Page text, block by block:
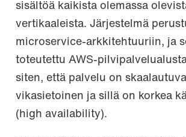
sisältöä kaikista olemassa
vertikaaleista. Järjestelmä
microservice-arkkitehtuuriin, ja
toteutettu AWS-
siten, että palvelu on
vikasietoinen ja sillä on korkea
(high availability).